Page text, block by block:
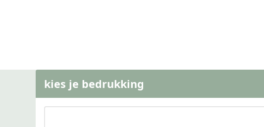
kies je bedrukking